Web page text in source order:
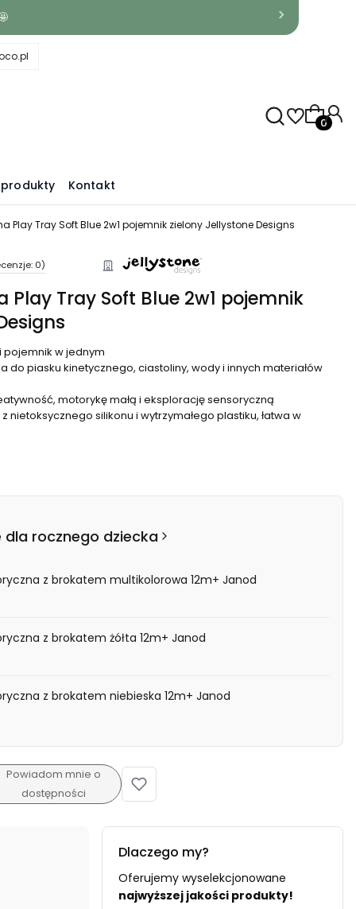
Kontakt
Play Tray Soft Blue 2w1 pojemnik zielony Jellystone Designs
0)
Play Tray Soft Blue 2w1 pojemnik
pojemnik w jednym
do piasku kinetycznego, ciastoliny, wody i innych materiałów
motorykę małą i eksplorację sensoryczną
nietoksycznego silikonu i wytrzymałego plastiku, łatwa w
dla rocznego dziecka
z brokatem multikolorowa 12m+ Janod
z brokatem żółta 12m+ Janod
z brokatem niebieska 12m+ Janod
Powiadom mnie o
dostępności
Dlaczego my?
Oferujemy wyselekcjonowane
najwyższej jakości produkty!